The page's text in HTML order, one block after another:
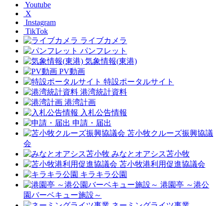
Youtube
X
Instagram
TikTok
ライブカメラ
パンフレット
気象情報(東港)
PV動画
特設ポータルサイト
港湾統計資料
港湾計画
入札公告情報
申請・届出
苫小牧クルーズ振興協議
会
みなとオアシス苫小牧
苫小牧港利用促進協議会
キラキラ公園
港園亭 ～港公
園バーベキュー施設～